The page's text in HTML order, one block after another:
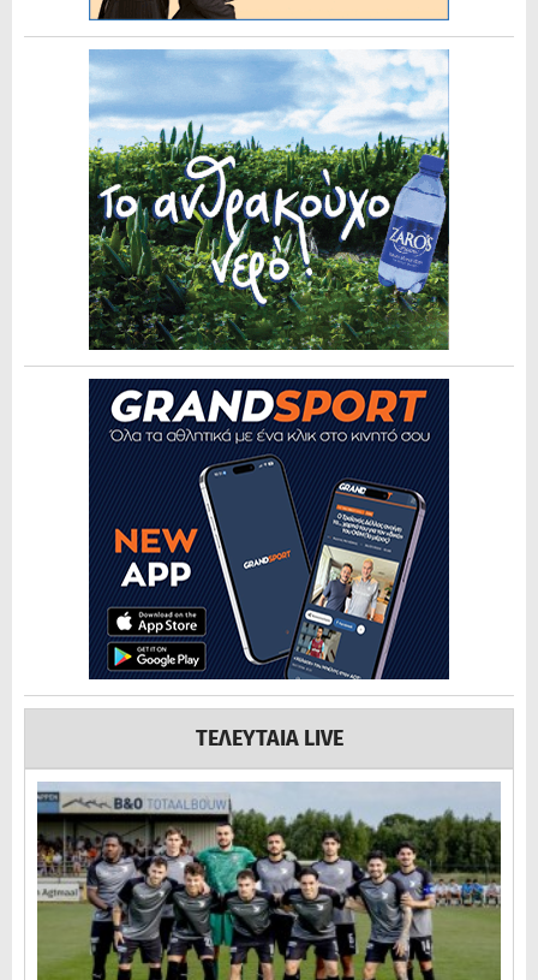
ΤΕΛΕΥΤΑΙΑ LIVE